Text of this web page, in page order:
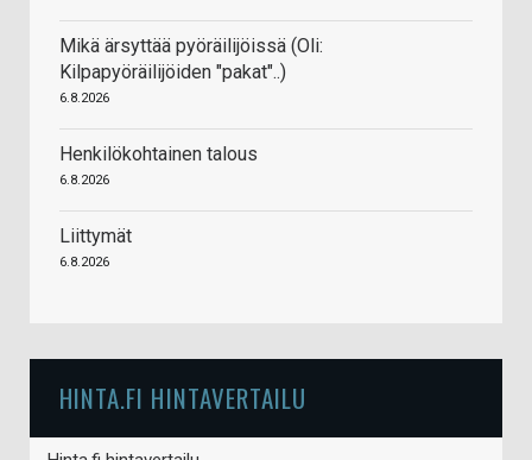
Mikä ärsyttää pyöräilijöissä (Oli:
Kilpapyöräilijöiden "pakat"..)
6.8.2026
Henkilökohtainen talous
6.8.2026
Liittymät
6.8.2026
HINTA.FI HINTAVERTAILU